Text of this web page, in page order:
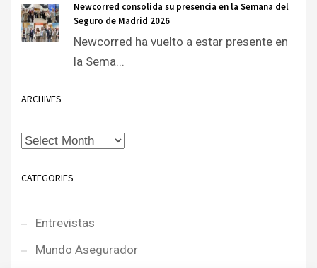
Newcorred consolida su presencia en la Semana del
Seguro de Madrid 2026
Newcorred ha vuelto a estar presente en
la Sema...
ARCHIVES
CATEGORIES
Entrevistas
Mundo Asegurador